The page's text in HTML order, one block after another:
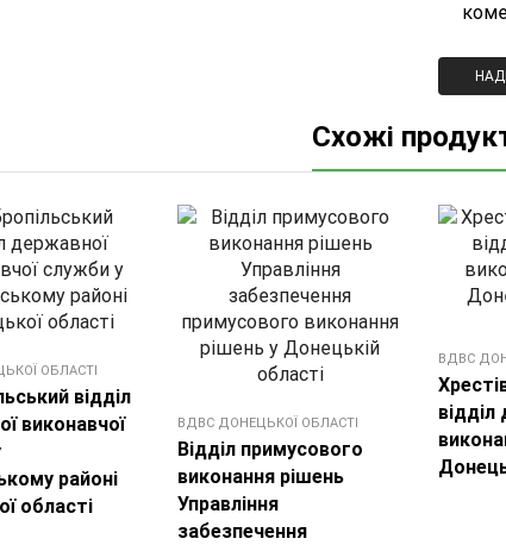
Схожі
ОБЛАСТI
відділ
виконавчої
районі
області
ВДВС ДОНЕЦЬКОЇ ОБЛАСТI
Відділ примусового
виконання рішень
Управління
забезпечення
ВДВС